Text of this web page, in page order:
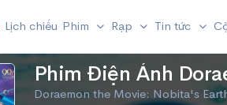
Lịch chiếu Phim Rạp Tin tức
Phim Điện Ảnh
Doraemon the Movie: Nobita's